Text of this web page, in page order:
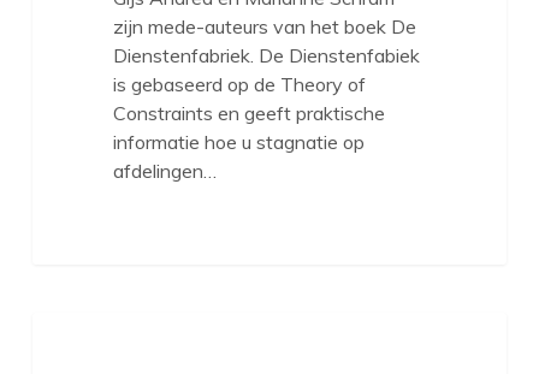
zijn mede-auteurs van het boek De
Dienstenfabriek. De Dienstenfabiek
is gebaseerd op de Theory of
Constraints en geeft praktische
informatie hoe u stagnatie op
afdelingen…